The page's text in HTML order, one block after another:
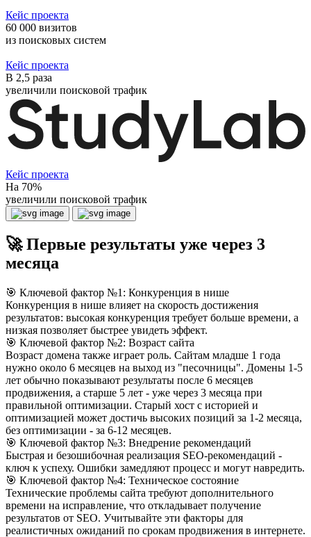
Кейс проекта
60 000 визитов
из поисковых систем
Кейс проекта
В 2,5 раза
увеличили поисковой трафик
Кейс проекта
На 70%
увеличили поисковой трафик
🚀 Первые результаты уже через 3
месяца
🎯 Ключевой фактор №1: Конкуренция в нише
Конкуренция в нише влияет на скорость достижения
результатов: высокая конкуренция требует больше времени, а
низкая позволяет быстрее увидеть эффект.
🎯 Ключевой фактор №2: Возраст сайта
Возраст домена также играет роль. Сайтам младше 1 года
нужно около 6 месяцев на выход из "песочницы". Домены 1-5
лет обычно показывают результаты после 6 месяцев
продвижения, а старше 5 лет - уже через 3 месяца при
правильной оптимизации. Старый хост с историей и
оптимизацией может достичь высоких позиций за 1-2 месяца,
без оптимизации - за 6-12 месяцев.
🎯 Ключевой фактор №3: Внедрение рекомендаций
Быстрая и безошибочная реализация SEO-рекомендаций -
ключ к успеху. Ошибки замедляют процесс и могут навредить.
🎯 Ключевой фактор №4: Техническое состояние
Технические проблемы сайта требуют дополнительного
времени на исправление, что откладывает получение
результатов от SEO. Учитывайте эти факторы для
реалистичных ожиданий по срокам продвижения в интернете.